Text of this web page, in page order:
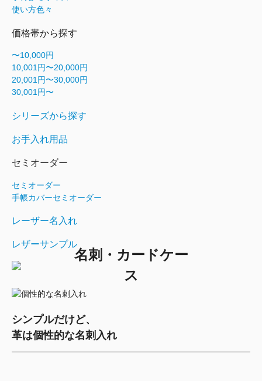
使い方色々
価格帯から探す
〜10,000円
10,001円〜20,000円
20,001円〜30,000円
30,001円〜
シリーズから探す
お手入れ用品
セミオーダー
セミオーダー
手帳カバーセミオーダー
レーザー名入れ
レザーサンプル
名刺・カードケー
ス
シンプルだけど、
革は個性的な名刺入れ